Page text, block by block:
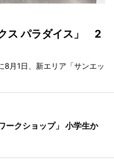
ス パラダイス」 2
8月1日、新エリア「サンエッ
ークショップ」 小学生か